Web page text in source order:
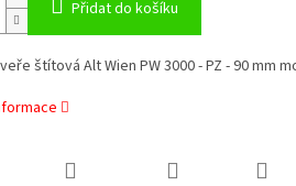
Přidat do košíku
štítová Alt Wien PW 3000 - PZ - 90 mm